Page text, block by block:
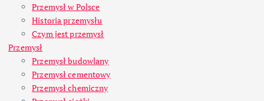
Przemysł w Polsce
Historia przemysłu
Czym jest przemysł
Przemysł
Przemysł budowlany
Przemysł cementowy
Przemysł chemiczny